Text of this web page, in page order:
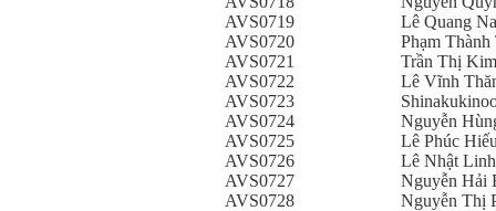
AVS0719
Lê Quang
AVS0720
Phạm Thành
AVS0721
Trần Thị
AVS0722
Lê Vĩnh
AVS0723
AVS0724
Nguyễn
AVS0725
Lê Phúc
AVS0726
Lê Nhật Linh
AVS0727
Nguyễn Hải
AVS0728
Nguyễn Thị